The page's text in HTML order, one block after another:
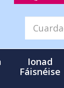
Ionad
Fáisnéise